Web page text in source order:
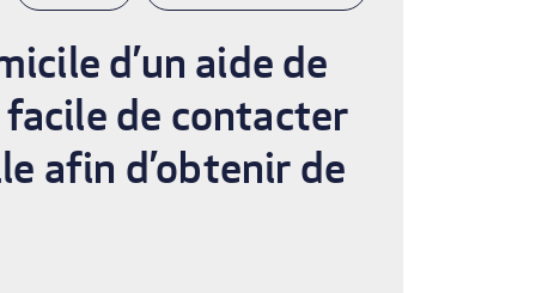
d’un aide de
de contacter
afin d’obtenir de